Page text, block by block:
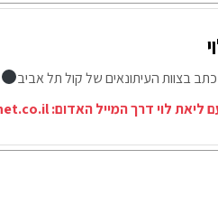
בצוות העיתונאים של קול תל אביב
ליאת לוי דרך המייל האדום: